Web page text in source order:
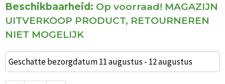
Beschikbaarheid: Op voorraad! MAGAZIJN
UITVERKOOP PRODUCT, RETOURNEREN
NIET MOGELIJK
Geschatte bezorgdatum 11 augustus - 12 augustus
Barkruk
Vintage
goud
/